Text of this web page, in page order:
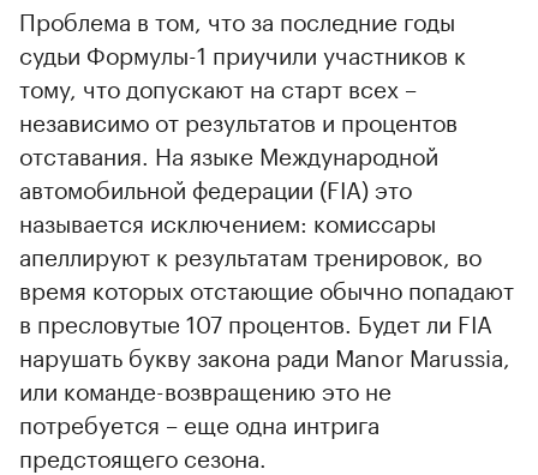
Проблема в том, что за последние годы
судьи Формулы-1 приучили участников к
тому, что допускают на старт всех –
независимо от результатов и процентов
отставания. На языке Международной
автомобильной федерации (FIA) это
называется исключением: комиссары
апеллируют к результатам тренировок, во
время которых отстающие обычно попадают
в пресловутые 107 процентов. Будет ли FIA
нарушать букву закона ради Manor Marussia,
или команде-возвращению это не
потребуется – еще одна интрига
предстоящего сезона.